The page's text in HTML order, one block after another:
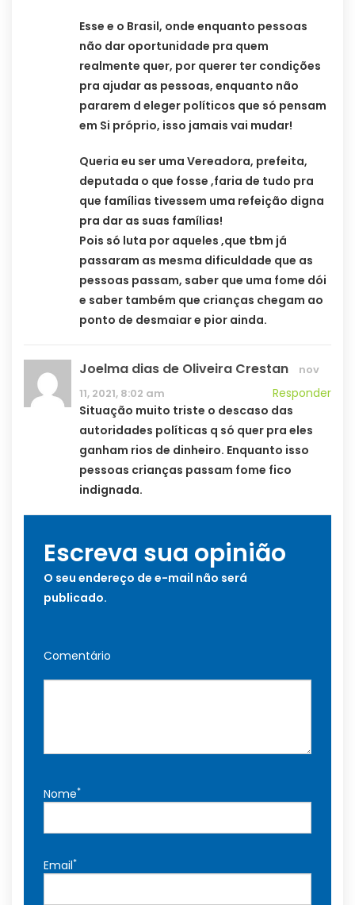
Esse e o Brasil, onde enquanto pessoas
não dar oportunidade pra quem
realmente quer, por querer ter condições
pra ajudar as pessoas, enquanto não
pararem d eleger políticos que só pensam
em Si próprio, isso jamais vai mudar!
Queria eu ser uma Vereadora, prefeita,
deputada o que fosse ,faria de tudo pra
que famílias tivessem uma refeição digna
pra dar as suas famílias!
Pois só luta por aqueles ,que tbm já
passaram as mesma dificuldade que as
pessoas passam, saber que uma fome dói
e saber também que crianças chegam ao
ponto de desmaiar e pior ainda.
Joelma dias de Oliveira Crestan
nov
11, 2021, 8:02 am
Responder
Situação muito triste o descaso das
autoridades políticas q só quer pra eles
ganham rios de dinheiro. Enquanto isso
pessoas crianças passam fome fico
indignada.
Escreva sua opinião
O seu endereço de e-mail não será
publicado.
Comentário
Nome*
Email*